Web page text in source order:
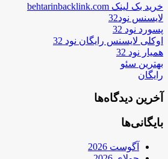
خرید بک لینک behtarinbacklink.com
لایسنس نود32
پسورد نود 32
اوکلی لایسنس رایگان نود 32
همیار نود 32
بهترین سئو
رایگان
آخرین دیدگاه‌ها
بایگانی‌ها
آگوست 2026